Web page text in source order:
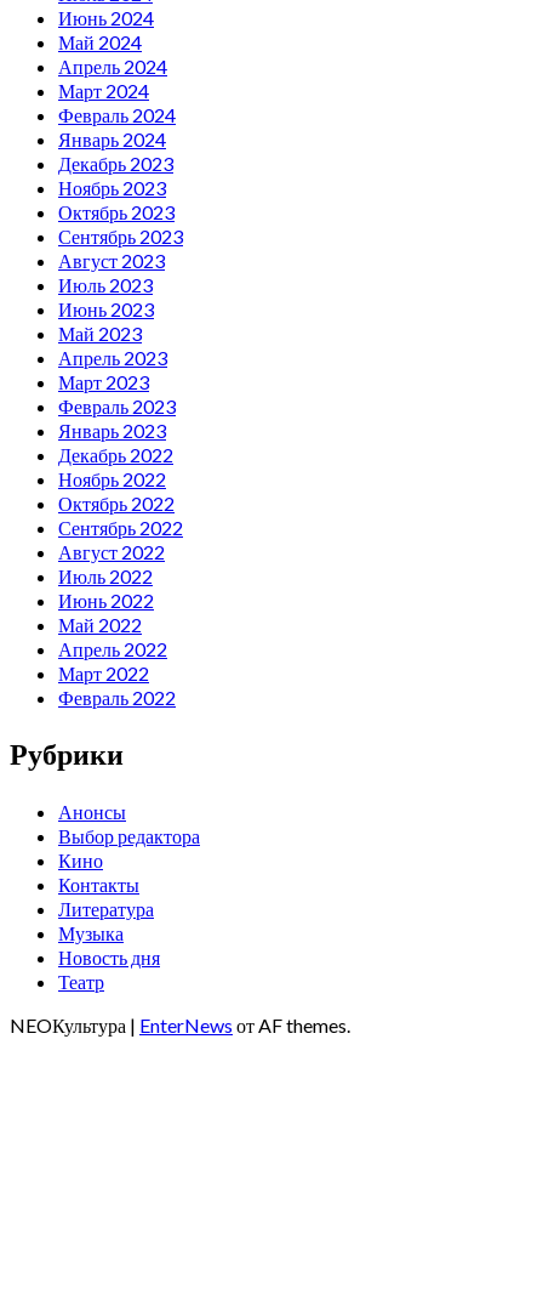
Июнь 2024
Май 2024
Апрель 2024
Март 2024
Февраль 2024
Январь 2024
Декабрь 2023
Ноябрь 2023
Октябрь 2023
Сентябрь 2023
Август 2023
Июль 2023
Июнь 2023
Май 2023
Апрель 2023
Март 2023
Февраль 2023
Январь 2023
Декабрь 2022
Ноябрь 2022
Октябрь 2022
Сентябрь 2022
Август 2022
Июль 2022
Июнь 2022
Май 2022
Апрель 2022
Март 2022
Февраль 2022
Рубрики
Анонсы
Выбор редактора
Кино
Контакты
Литература
Музыка
Новость дня
Театр
NEOКультура | EnterNews от AF themes.